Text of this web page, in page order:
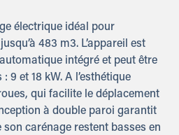
électrique idéal pour
483 m3. L’appareil est
intégré et peut être
9 et 18 kW. A l’esthétique
qui facilite le déplacement
à double paroi garantit
carénage restent basses en